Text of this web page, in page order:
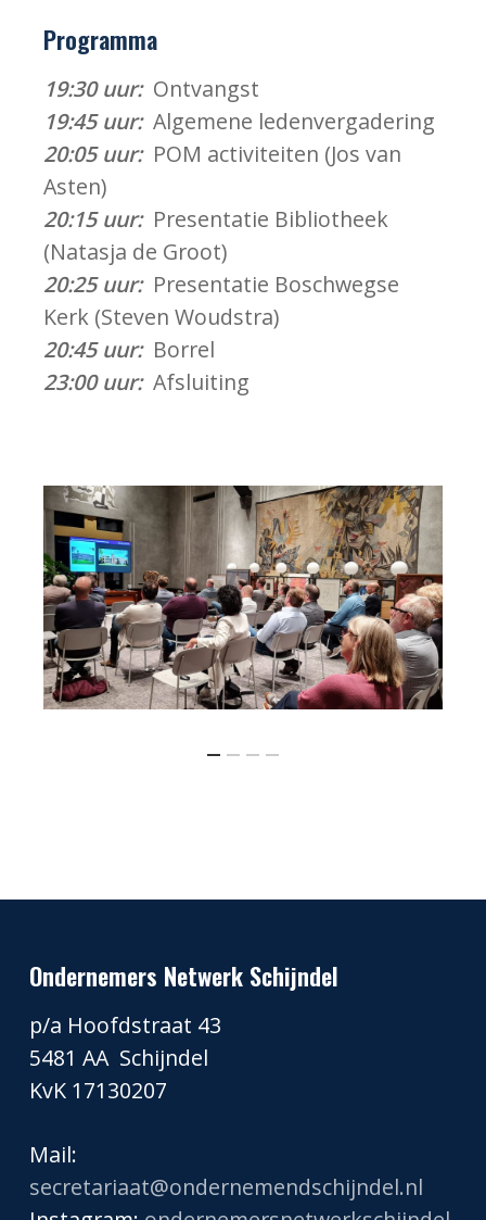
Programma
19:30 uur:Ontvangst
19:45 uur:Algemene ledenvergadering
20:05 uur:POM activiteiten (Jos van
Asten)
20:15 uur:Presentatie Bibliotheek
(Natasja de Groot)
20:25 uur:Presentatie Boschwegse
Kerk (Steven Woudstra)
20:45 uur:Borrel
23:00 uur:Afsluiting
Ondernemers Netwerk Schijndel
p/a Hoofdstraat 43
5481 AA Schijndel
KvK 17130207
Mail:
secretariaat@ondernemendschijndel.nl